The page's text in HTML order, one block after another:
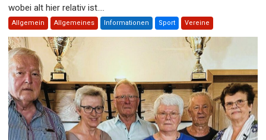
wobei alt hier relativ ist....
Allgemein Allgemeines Informationen Sport Vereine